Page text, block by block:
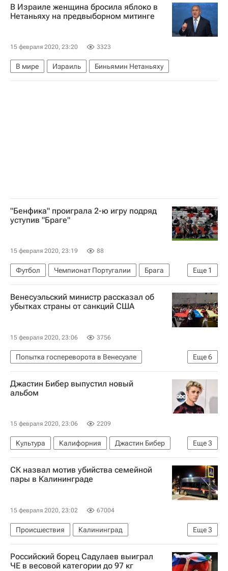
Россия (жен.)
В Израиле женщина бросила яблоко в
Нетаньяху на предвыборном митинге
15 февраля 2020, 23:20 3323
В мире Израиль Биньямин Нетаньяху
"Бенфика" проиграла 2-ю игру подряд
уступив "Браге"
15 февраля 2020, 23:19 88
Еще 1
Футбол Чемпионат Португалии
Брага
Бенфика
Венесуэльский министр рассказал об
убытках страны от санкций США
15 февраля 2020, 23:06 3756
Еще6
Попытка госпереворота в Венесуэле
Экономика
США
Венесуэла
Николас Мадуро
Хорхе Родригес
Джастин Бибер выпустил новый
альбом
15 февраля 2020, 23:06 2209
Еще3
Культура Калифорния
Джастин Бибер
Ариана Гранде
Новости культуры Музыка
СК назвал мотив убийства семейной
пары в Калининграде
15 февраля 2020, 23:02 67004
Еще3
Происшествия
Калининград
Следственный комитет России (СК РФ)
Расстрел семейной пары в Калининграде
Российский борец Садулаев выиграл
ЧЕ в весовой категории до 97 кг